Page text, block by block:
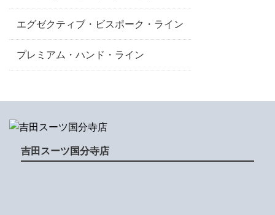
エグゼクティブ・ビスポーク・ライン
プレミアム・ハンド・ライン
吉田スーツ国分寺店